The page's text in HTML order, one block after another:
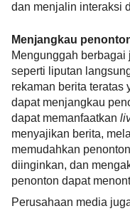
dan menjalin interaksi
Menjangkau
Mengunggah
seperti liputan
rekaman berita teratas
dapat menjangkau
dapat memanfaatkan
menyajikan berita,
memudahkan
diinginkan, dan
penonton dapat
Perusahaan media